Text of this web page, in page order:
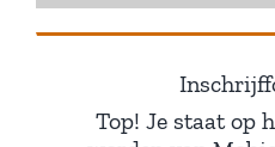
Top! Je staat op